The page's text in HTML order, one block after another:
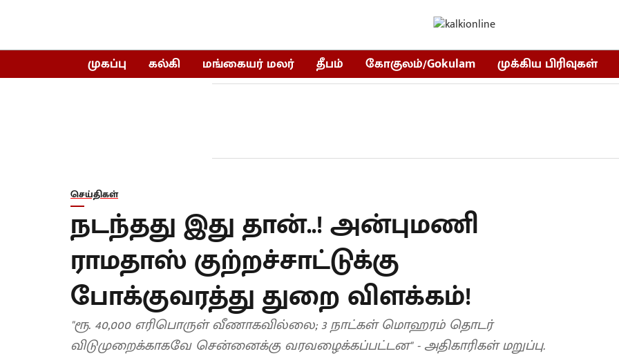
முகப்பு கல்கி மங்கையர் மலர் தீபம் கோகுலம்/Gokulam முக்கிய பிரிவுகள்
செய்திகள்
நடந்தது இது தான்..! அன்புமணி
ராமதாஸ் குற்றச்சாட்டுக்கு
போக்குவரத்து துறை விளக்கம்!
"ரூ. 40,000 எரிபொருள் வீணாகவில்லை; 3 நாட்கள் மொஹரம் தொடர்
விடுமுறைக்காகவே சென்னைக்கு வரவழைக்கப்பட்டன" - அதிகாரிகள் மறுப்பு.